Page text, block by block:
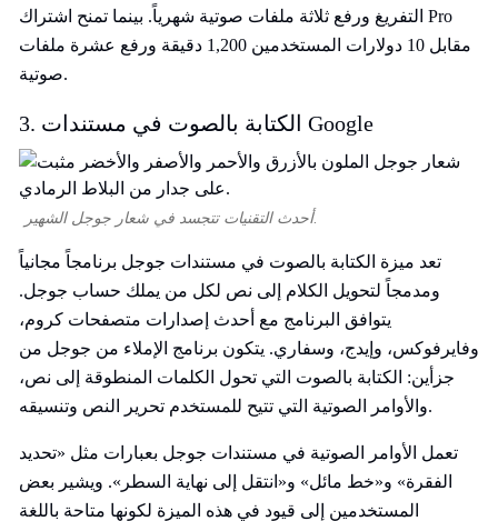
التفريغ ورفع ثلاثة ملفات صوتية شهرياً. بينما تمنح اشتراك Pro
مقابل 10 دولارات المستخدمين 1,200 دقيقة ورفع عشرة ملفات
صوتية.
3. الكتابة بالصوت في مستندات Google
أحدث التقنيات تتجسد في شعار جوجل الشهير.
تعد ميزة الكتابة بالصوت في مستندات جوجل برنامجاً مجانياً
ومدمجاً لتحويل الكلام إلى نص لكل من يملك حساب جوجل.
يتوافق البرنامج مع أحدث إصدارات متصفحات كروم،
وفايرفوكس، وإيدج، وسفاري. يتكون برنامج الإملاء من جوجل من
جزأين: الكتابة بالصوت التي تحول الكلمات المنطوقة إلى نص،
والأوامر الصوتية التي تتيح للمستخدم تحرير النص وتنسيقه.
تعمل الأوامر الصوتية في مستندات جوجل بعبارات مثل «تحديد
الفقرة» و«خط مائل» و«انتقل إلى نهاية السطر». ويشير بعض
المستخدمين إلى قيود في هذه الميزة لكونها متاحة باللغة